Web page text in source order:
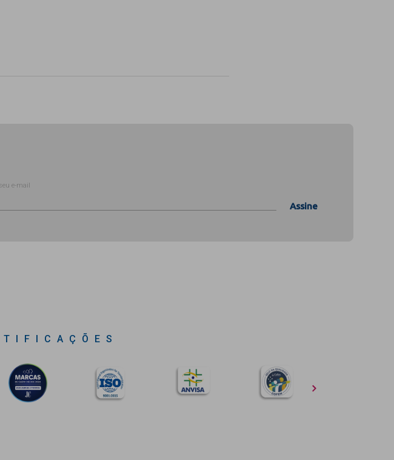
e-mail
Assine